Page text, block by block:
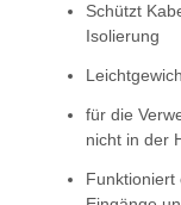
Schützt
Isolierung
für die
nicht in der
Funktioniert